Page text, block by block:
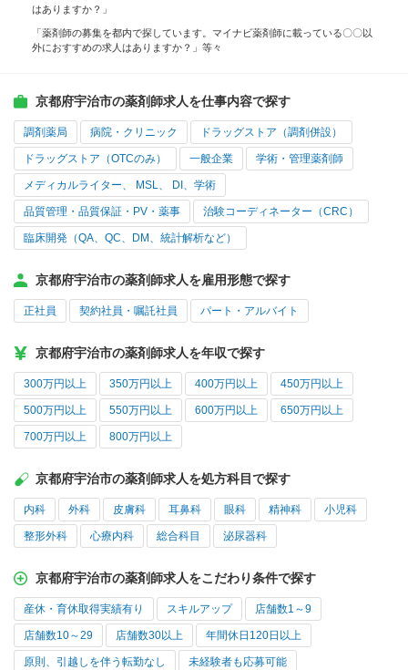
はありますか？」
「薬剤師の募集を都内で探しています。マイナビ薬剤師に載っている〇〇以
外におすすめの求人はありますか？」等々
京都府宇治市の薬剤師求人を仕事内容で探す
調剤薬局 病院・クリニック ドラッグストア（調剤併設）
ドラッグストア（OTCのみ） 一般企業 学術・管理薬剤師
メディカルライター、 MSL、 DI、学術
品質管理・品質保証・PV・薬事 治験コーディネーター（CRC）
臨床開発（QA、QC、DM、統計解析など）
京都府宇治市の薬剤師求人を雇用形態で探す
正社員 契約社員・嘱託社員 パート・アルバイト
京都府宇治市の薬剤師求人を年収で探す
300万円以上 350万円以上 400万円以上 450万円以上
500万円以上 550万円以上 600万円以上 650万円以上
700万円以上 800万円以上
京都府宇治市の薬剤師求人を処方科目で探す
内科 外科 皮膚科 耳鼻科 眼科 精神科 小児科
整形外科 心療内科 総合科目 泌尿器科
京都府宇治市の薬剤師求人をこだわり条件で探す
産休・育休取得実績有り スキルアップ 店舗数1～9
店舗数10～29 店舗数30以上 年間休日120日以上
原則、引越しを伴う転勤なし 未経験者も応募可能